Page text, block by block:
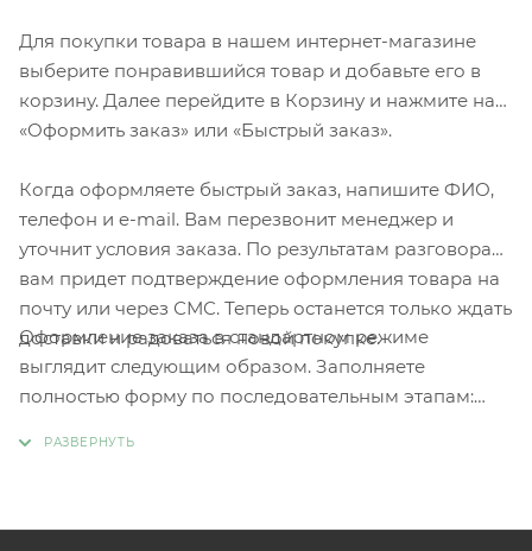
Для покупки товара в нашем интернет-магазине
выберите понравившийся товар и добавьте его в
корзину. Далее перейдите в Корзину и нажмите на
«Оформить заказ» или «Быстрый заказ».
Когда оформляете быстрый заказ, напишите ФИО,
телефон и e-mail. Вам перезвонит менеджер и
уточнит условия заказа. По результатам разговора
вам придет подтверждение оформления товара на
почту или через СМС. Теперь останется только ждать
доставки и радоваться новой покупке.
Оформление заказа в стандартном режиме
выглядит следующим образом. Заполняете
полностью форму по последовательным этапам: